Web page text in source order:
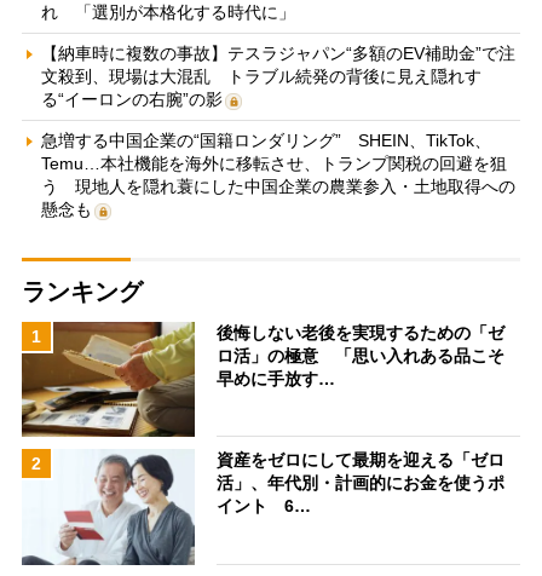
れ 「選別が本格化する時代に」
【納車時に複数の事故】テスラジャパン“多額のEV補助金”で注
文殺到、現場は大混乱 トラブル続発の背後に見え隠れす
る“イーロンの右腕”の影
急増する中国企業の“国籍ロンダリング” SHEIN、TikTok、
Temu…本社機能を海外に移転させ、トランプ関税の回避を狙
う 現地人を隠れ蓑にした中国企業の農業参入・土地取得への
懸念も
ランキング
1
後悔しない老後を実現するための「ゼ
ロ活」の極意 「思い入れある品こそ
早めに手放す…
2
資産をゼロにして最期を迎える「ゼロ
活」、年代別・計画的にお金を使うポ
イント 6…